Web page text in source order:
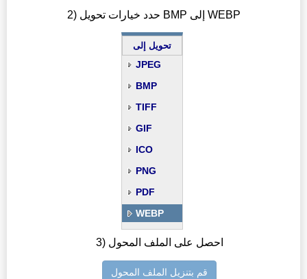
2) حدد خيارات تحويل BMP إلى WEBP
تحويل إلى
JPEG
BMP
TIFF
GIF
ICO
PNG
PDF
WEBP
3) احصل على الملف المحول
قم بتنزيل الملف المحول